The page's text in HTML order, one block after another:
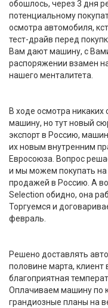
обошлось, через 3 дня
потенциальному
осмотра автомобиля,
тест-драйв перед
Вам дают машину, с
распоряжении взамен
нашего менталитета.
В ходе осмотра никаких
машину, но тут новый
экспорт в Россию,
их новым внутренним
Евросоюза. Вопрос
и мы можем покупать
продажей в Россию. А
Selection обидно, она
Торгуемся и
февраль.
Решено доставлять
половине марта, клиент
благоприятная
Оплачиваем машину по
грандиозные планы на